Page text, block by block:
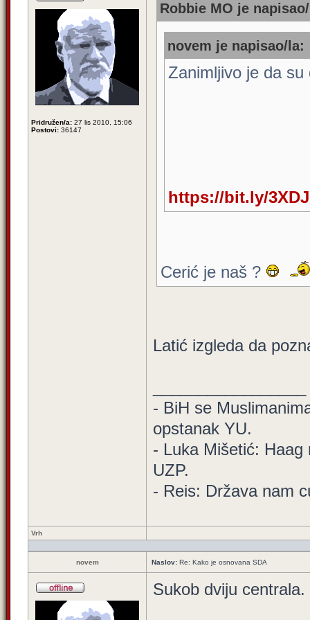
Pridružen/a: 27 lis 2010, 15:06
Postovi: 36147
Robbie MO je
novem je napisao/la:
Zanimljivo je da
https://bit.ly/
Cerić je naš ?
Latić izgleda da
- BiH se
opstanak YU.
- Luka Mišetić: Haag
UZP.
- Reis: Država nam
Vrh
novem Naslov: Re: Kako je osnovana SDA
Sukob dviju centrala.